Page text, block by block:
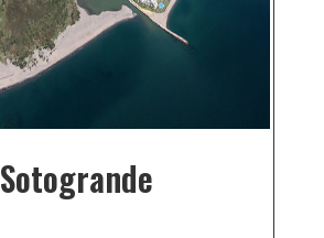
Sotogrande